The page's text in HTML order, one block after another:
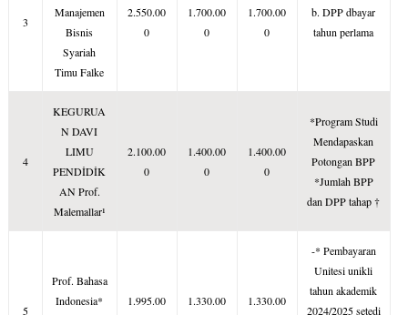
3
Manajemen
Bisnis
Syariah
Timu Falke
2.550.00
0
1.700.00
0
1.700.00
0
b. DPP dbayar
tahun perlama
4
KEGURUA
N DAVI
LIMU
PENDİDİK
AN Prof.
Malemallar¹
2.100.00
0
1.400.00
0
1.400.00
0
*Program Studi
Mendapaskan
Potongan BPP
*Jumlah BPP
dan DPP tahap †
5
Prof. Bahasa
Indonesia*
1.995.00
1.330.00
1.330.00
-* Pembayaran
Unitesi unikli
tahun akademik
2024/2025 setedi